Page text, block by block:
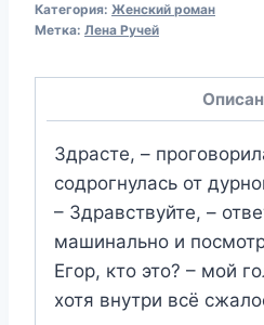
Категория: Женский роман
Метка: Лена Ручей
Здрасте, –
содрогнулась от
– Здравствуйте, –
машинально и
Егор, кто это? – мой
хотя внутри всё